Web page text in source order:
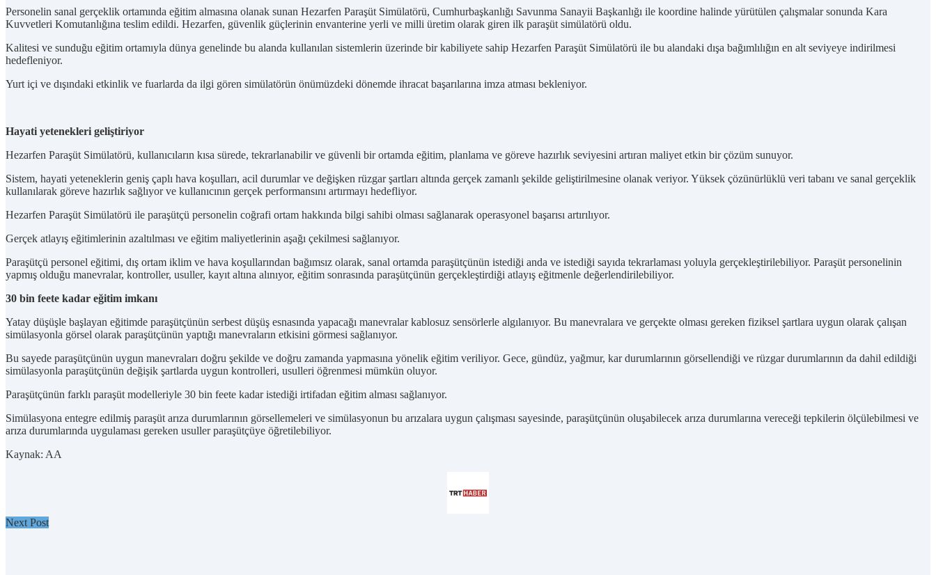
Personelin sanal gerçeklik ortamında eğitim almasına olanak sunan Hezarfen Paraşüt Simülatörü, Cumhurbaşkanlığı Savunma Sanayii Başkanlığı ile koordine halinde yürütülen çalışmalar sonunda Kara
Kuvvetleri Komutanlığına teslim edildi. Hezarfen, güvenlik güçlerinin envanterine yerli ve milli üretim olarak giren ilk paraşüt simülatörü oldu.
Kalitesi ve sunduğu eğitim ortamıyla dünya genelinde bu alanda kullanılan sistemlerin üzerinde bir kabiliyete sahip Hezarfen Paraşüt Simülatörü ile bu alandaki dışa bağımlılığın en alt seviyeye indirilmesi
hedefleniyor.
Yurt içi ve dışındaki etkinlik ve fuarlarda da ilgi gören simülatörün önümüzdeki dönemde ihracat başarılarına imza atması bekleniyor.
Hayati yetenekleri geliştiriyor
Hezarfen Paraşüt Simülatörü, kullanıcıların kısa sürede, tekrarlanabilir ve güvenli bir ortamda eğitim, planlama ve göreve hazırlık seviyesini artıran maliyet etkin bir çözüm sunuyor.
Sistem, hayati yeteneklerin geniş çaplı hava koşulları, acil durumlar ve değişken rüzgar şartları altında gerçek zamanlı şekilde geliştirilmesine olanak veriyor. Yüksek çözünürlüklü veri tabanı ve sanal gerçeklik
kullanılarak göreve hazırlık sağlıyor ve kullanıcının gerçek performansını artırmayı hedefliyor.
Hezarfen Paraşüt Simülatörü ile paraşütçü personelin coğrafi ortam hakkında bilgi sahibi olması sağlanarak operasyonel başarısı artırılıyor.
Gerçek atlayış eğitimlerinin azaltılması ve eğitim maliyetlerinin aşağı çekilmesi sağlanıyor.
Paraşütçü personel eğitimi, dış ortam iklim ve hava koşullarından bağımsız olarak, sanal ortamda paraşütçünün istediği anda ve istediği sayıda tekrarlaması yoluyla gerçekleştirilebiliyor. Paraşüt personelinin
yapmış olduğu manevralar, kontroller, usuller, kayıt altına alınıyor, eğitim sonrasında paraşütçünün gerçekleştirdiği atlayış eğitmenle değerlendirilebiliyor.
30 bin feete kadar eğitim imkanı
Yatay düşüşle başlayan eğitimde paraşütçünün serbest düşüş esnasında yapacağı manevralar kablosuz sensörlerle algılanıyor. Bu manevralara ve gerçekte olması gereken fiziksel şartlara uygun olarak çalışan
simülasyonla görsel olarak paraşütçünün yaptığı manevraların etkisini görmesi sağlanıyor.
Bu sayede paraşütçünün uygun manevraları doğru şekilde ve doğru zamanda yapmasına yönelik eğitim veriliyor. Gece, gündüz, yağmur, kar durumlarının görsellendiği ve rüzgar durumlarının da dahil edildiği
simülasyonla paraşütçünün değişik şartlarda uygun kontrolleri, usulleri öğrenmesi mümkün oluyor.
Paraşütçünün farklı paraşüt modelleriyle 30 bin feete kadar istediği irtifadan eğitim alması sağlanıyor.
Simülasyona entegre edilmiş paraşüt arıza durumlarının görsellemeleri ve simülasyonun bu arızalara uygun çalışması sayesinde, paraşütçünün oluşabilecek arıza durumlarına vereceği tepkilerin ölçülebilmesi ve
arıza durumlarında uygulaması gereken usuller paraşütçüye öğretilebiliyor.
Kaynak: AA
Next Post